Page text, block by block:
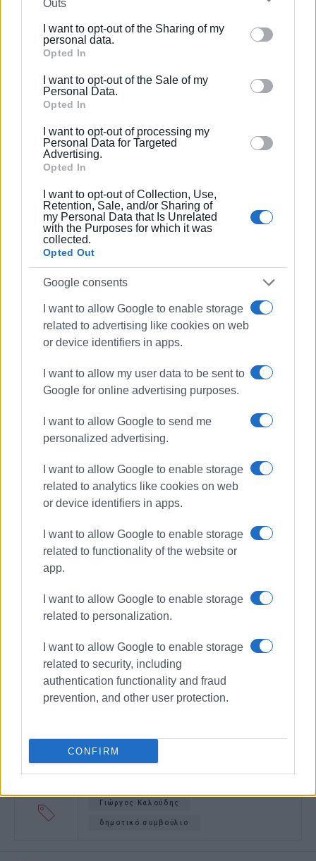
further disclose it to other third parties.
Please note that this website/app uses one or more
Google services and may gather and store information
behaviour. You may click to grant or deny consent to
Google and its third-party tags to use your data for
section.
Outs
I want to opt-out of the Sharing of my
personal data.
Opted In
I want to opt-out of the Sale of my
Personal Data.
Opted In
I want to opt-out of processing my
Personal Data for Targeted
Advertising.
Opted In
I want to opt-out of Collection, Use,
Retention, Sale, and/or Sharing of
my Personal Data that Is Unrelated
with the Purposes for which it was
collected.
Opted Out
Google consents
I want to allow Google to enable storage
related to advertising like cookies on web
or device identifiers in apps.
I want to allow my user data to be sent to
Google for online advertising purposes.
I want to allow Google to send me
personalized advertising.
I want to allow Google to enable storage
related to analytics like cookies on web
or device identifiers in apps.
I want to allow Google to enable storage
related to functionality of the website or
app.
I want to allow Google to enable storage
related to personalization.
I want to allow Google to enable storage
related to security, including
authentication functionality and fraud
prevention, and other user protection.
CONFIRM
Σας ζητάμε έστω και τώρα, την ύστατη ώρα, να
συγκαλέσετε κατεπείγουσα συνεδρίαση,
τα θέματα αυτά.
Δικηγόρος στον Άρειο Πάγο και το ΣτΕ
Επικεφαλής της Παράταξης «Πρώτα η Κέρκυρα» στο
Δημοτικό Συμβούλιο Κερκυραίων
Εμφανίσεις: 76
Συνδρομητές στο e-paper
Γιώργος Καλούδης
δημοτικό συμβούλιο